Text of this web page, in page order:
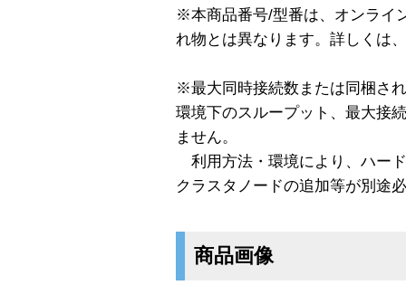
※本商品番号/型番は、オンライ
れ物とは異なります。詳しくは
※最大同時接続数または同梱さ
環境下のスループット、最大接
ません。
利用方法・環境により、ハー
クラスタノードの追加等が別途
商品画像